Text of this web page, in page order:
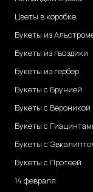
Цветы в коробке
Букеты из
Букеты из гвоздики
Букеты из гербер
Букеты с Брунией
Букеты с Вероникой
Букеты с
Букеты с
Букеты с Протеей
14 февраля